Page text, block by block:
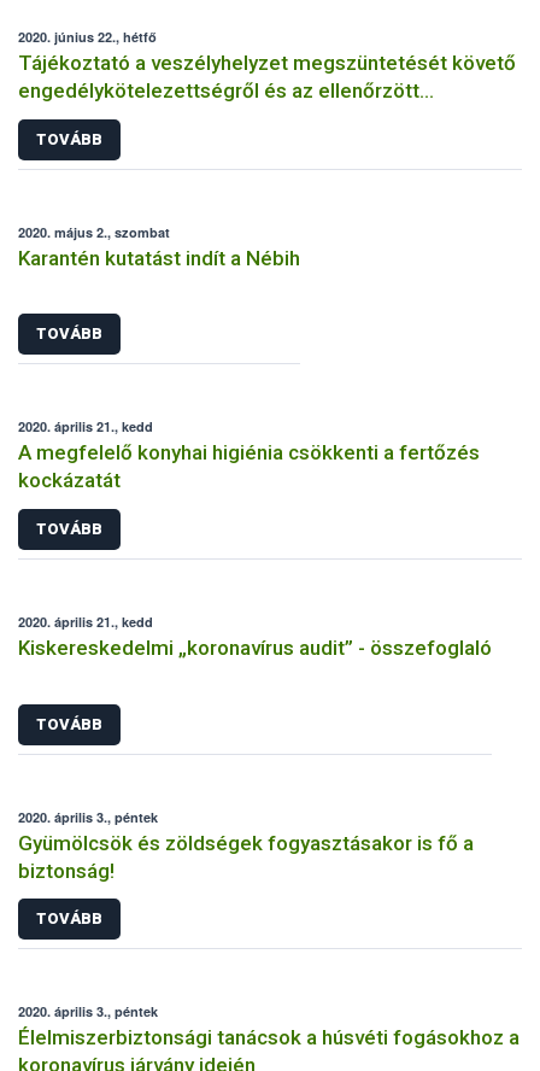
2020. június 22., hétfő
Tájékoztató a veszélyhelyzet megszüntetését követő
engedélykötelezettségről és az ellenőrzött
bejelentés megtételéről
TOVÁBB
2020. május 2., szombat
Karantén kutatást indít a Nébih
TOVÁBB
2020. április 21., kedd
A megfelelő konyhai higiénia csökkenti a fertőzés
kockázatát
TOVÁBB
2020. április 21., kedd
Kiskereskedelmi „koronavírus audit” - összefoglaló
TOVÁBB
2020. április 3., péntek
Gyümölcsök és zöldségek fogyasztásakor is fő a
biztonság!
TOVÁBB
2020. április 3., péntek
Élelmiszerbiztonsági tanácsok a húsvéti fogásokhoz a
koronavírus járvány idején